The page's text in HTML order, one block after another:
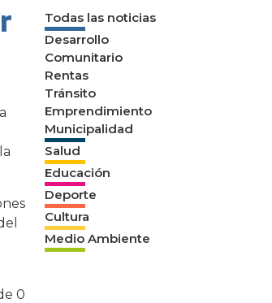
0
Todas las noticias
Desarrollo
Comunitario
Rentas
Tránsito
Emprendimiento
Municipalidad
Salud
Educación
Deporte
Cultura
Medio Ambiente